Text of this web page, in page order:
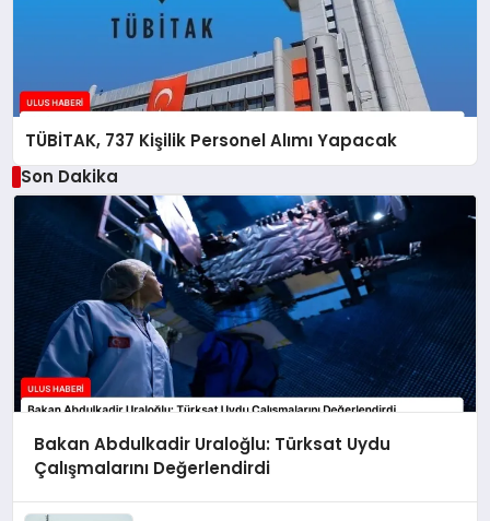
TÜBİTAK, 737 Kişilik Personel Alımı Yapacak
Son Dakika
Bakan Abdulkadir Uraloğlu: Türksat Uydu
Çalışmalarını Değerlendirdi